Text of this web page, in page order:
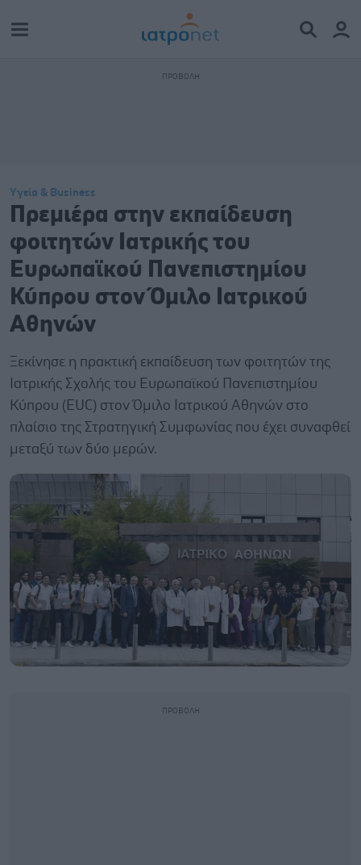
Υγεία & Business
Πρεμιέρα στην εκπαίδευση
φοιτητών Ιατρικής του
Ευρωπαϊκού Πανεπιστημίου
Κύπρου στον Όμιλο Ιατρικού
Αθηνών
Ξεκίνησε η πρακτική εκπαίδευση των φοιτητών της
Ιατρικής Σχολής του Ευρωπαϊκού Πανεπιστημίου
Κύπρου (EUC) στον Όμιλο Ιατρικού Αθηνών στο
πλαίσιο της Στρατηγική Συμφωνίας που έχει συναφθεί
μεταξύ των δύο μερών.